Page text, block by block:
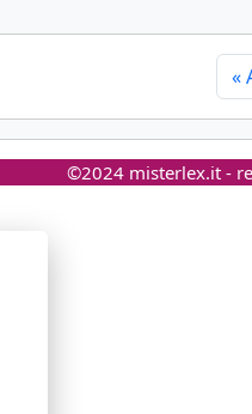
«
©2024 misterlex.it -